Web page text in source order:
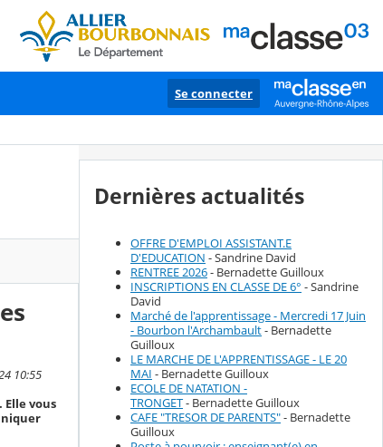
Se connecter
10:55
vous
Dernières actualités
OFFRE D'EMPLOI ASSISTANT.E
D'EDUCATION - Sandrine David
RENTREE 2026- Bernadette Guilloux
INSCRIPTIONS EN CLASSE DE 6° - Sandrine
David
Marché de l'apprentissage - Mercredi 17 Juin
- Bourbon l'Archambault- Bernadette
Guilloux
LE MARCHE DE L'APPRENTISSAGE - LE 20
MAI - Bernadette Guilloux
ECOLE DE NATATION -
TRONGET- Bernadette Guilloux
CAFE "TRESOR DE PARENTS"- Bernadette
Guilloux